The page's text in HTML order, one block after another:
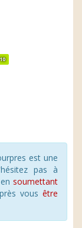
est une
pas à
soumettant
vous être